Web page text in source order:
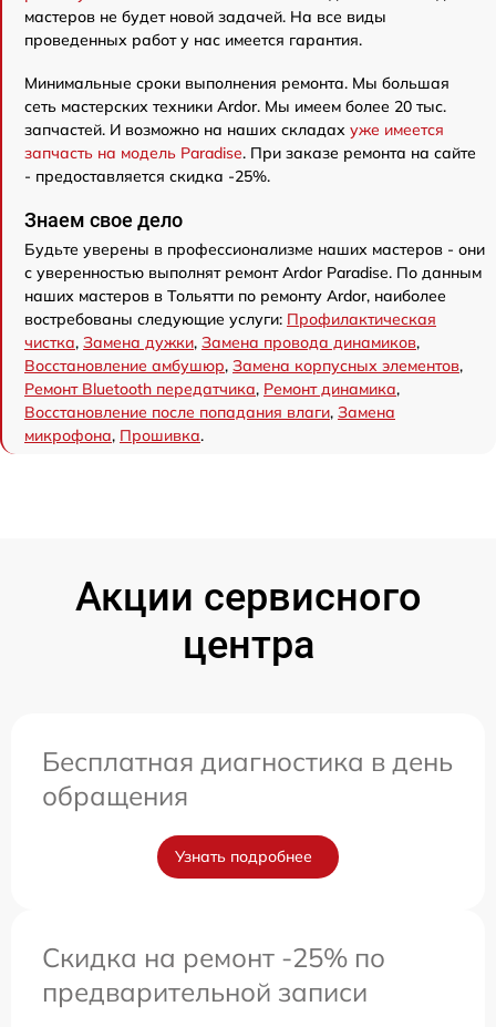
мастеров не будет новой задачей. На все виды
проведенных работ у нас имеется гарантия.
Минимальные сроки выполнения ремонта. Мы большая
сеть мастерских техники Ardor. Мы имеем более 20 тыс.
запчастей. И возможно на наших складах уже имеется
запчасть на модель Paradise. При заказе ремонта на сайте
- предоставляется скидка -25%.
Знаем свое дело
Будьте уверены в профессионализме наших мастеров - они
с уверенностью выполнят ремонт Ardor Paradise. По данным
наших мастеров в Тольятти по ремонту Ardor, наиболее
востребованы следующие услуги: Профилактическая
чистка, Замена дужки, Замена провода динамиков,
Восстановление амбушюр, Замена корпусных элементов,
Ремонт Bluetooth передатчика, Ремонт динамика,
Восстановление после попадания влаги, Замена
микрофона, Прошивка.
Акции сервисного
центра
Бесплатная диагностика в день
обращения
Узнать подробнее
Скидка на ремонт -25% по
предварительной записи